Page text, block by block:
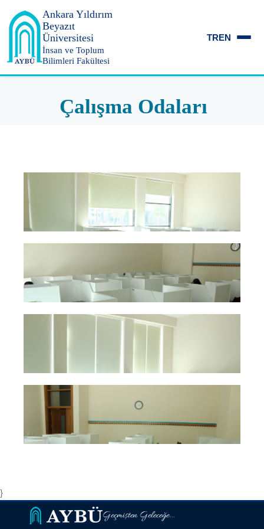
Ankara Yıldırım
Beyazıt
Üniversitesi
İnsan ve Toplum
Bilimleri Fakültesi
TREN
Çalışma Odaları
}
Geçmişten Geleceğe...